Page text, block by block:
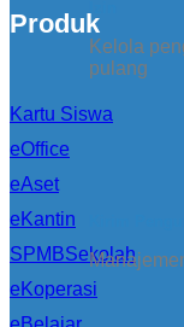
Kelola
pulang
Produk
Kartu Siswa
eOffice
eAset
eKantin
SPMBSekolah
eKoperasi